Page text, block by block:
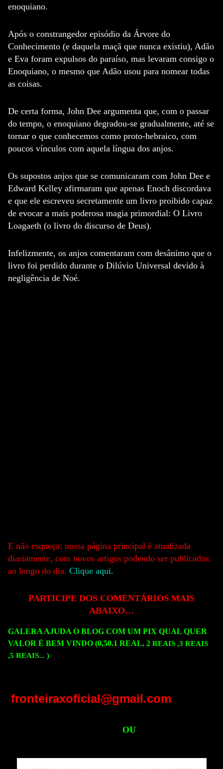
enoquiano.
Após o constrangedor episódio da Árvore do
Conhecimento (e daquela maçã que nunca existiu), Adão
e Eva foram expulsos do paraíso, mas levaram consigo o
Enoquiano, o mesmo que Adão usou para nomear todas
as coisas.
De certa forma, John Dee argumenta que, com o passar
do tempo, o enoquiano degradou-se gradualmente, até se
tornar o que conhecemos como proto-hebraico, com
poucos vínculos com aquela língua dos anjos.
Os supostos anjos que se comunicaram com John Dee e
Edward Kelley afirmaram que apenas Enoch discordava
e que ele escreveu secretamente um livro proibido capaz
de evocar a mais poderosa magia primordial: O Livro
Loagaeth (o livro do discurso de Deus).
Infelizmente, os anjos comentaram com desânimo que o
livro foi perdido durante o Dilúvio Universal devido à
negligência de Noé.
E não esqueça: nossa página principal é atualizada
diariamente, com novos artigos podendo ser publicados
ao longo do dia. Clique aqui.
PARTICIPE DOS COMENTÁRIOS MAIS
ABAIXO…
GALERA AJUDA O BLOG COM UM PIX QUAL QUER
VALOR É BEM VINDO (0,50.1 REAL, 2 REAIS ,3 REAIS
,5 REAIS... )
fronteiraxoficial@gmail.com
OU